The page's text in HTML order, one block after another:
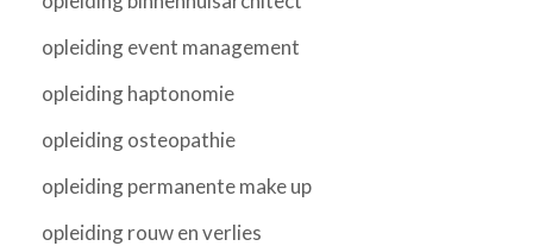
opleiding event management
opleiding haptonomie
opleiding osteopathie
opleiding permanente make up
opleiding rouw en verlies